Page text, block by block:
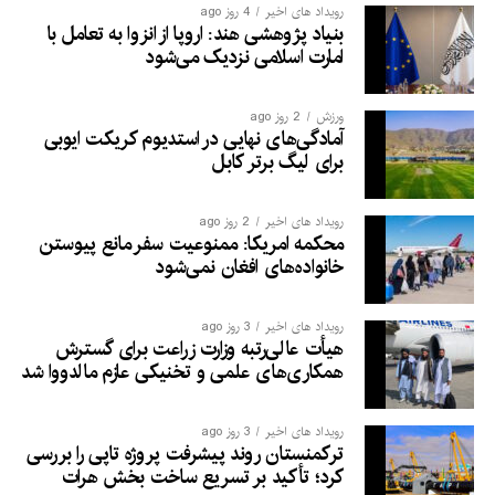
رویداد های اخیر 4 روز ago
بنیاد پژوهشی هند: اروپا از انزوا به تعامل با
امارت اسلامی نزدیک می‌شود
ورزش 2 روز ago
آمادگی‌های نهایی در استدیوم کریکت ایوبی
برای لیگ برتر کابل
رویداد های اخیر 2 روز ago
محکمه امریکا: ممنوعیت سفر مانع پیوستن
خانواده‌های افغان نمی‌شود
رویداد های اخیر 3 روز ago
هیأت عالی‌رتبه وزارت زراعت برای گسترش
همکاری‌های علمی و تخنیکی عازم مالدووا شد
رویداد های اخیر 3 روز ago
ترکمنستان روند پیشرفت پروژه تاپی را بررسی
کرد؛ تأکید بر تسریع ساخت بخش هرات